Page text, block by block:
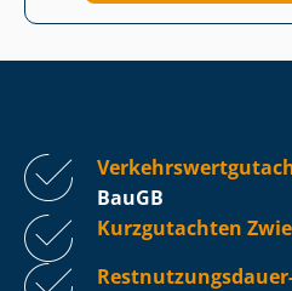
BauGB
Kurzgutachten